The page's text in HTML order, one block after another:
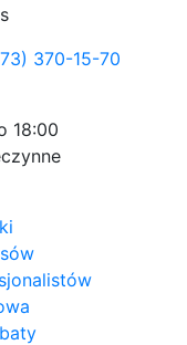
370-15-70
18:00